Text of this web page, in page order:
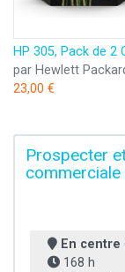
par Hewlett
23,00 €
Prospecter
commerciale
En centre
168 h